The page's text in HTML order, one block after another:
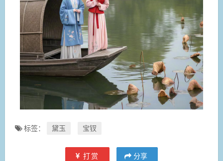
标签： 黛玉 宝钗
打赏 分享